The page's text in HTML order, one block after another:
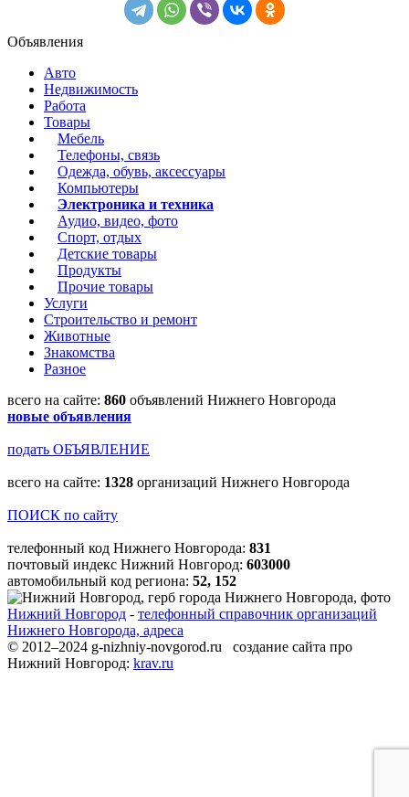
Объявления
Авто
Недвижимость
Работа
Товары
Мебель
Телефоны, связь
Одежда, обувь, аксессуары
Компьютеры
Электроника и техника
Аудио, видео, фото
Спорт, отдых
Детские товары
Продукты
Прочие товары
Услуги
Строительство и ремонт
Животные
Знакомства
Разное
всего на сайте: 860 объявлений Нижнего Новгорода
новые объявления
подать ОБЪЯВЛЕНИЕ
всего на сайте: 1328 организаций Нижнего Новгорода
ПОИСК по сайту
телефонный код Нижнего Новгорода: 831
почтовый индекс Нижний Новгород: 603000
автомобильный код региона: 52, 152
Нижний Новгород - телефонный справочник организаций
Нижнего Новгорода, адреса
© 2012–2024 g-nizhniy-novgorod.ru создание сайта про
Нижний Новгород: krav.ru